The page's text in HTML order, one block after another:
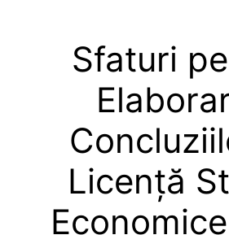
Sfaturi
Licență